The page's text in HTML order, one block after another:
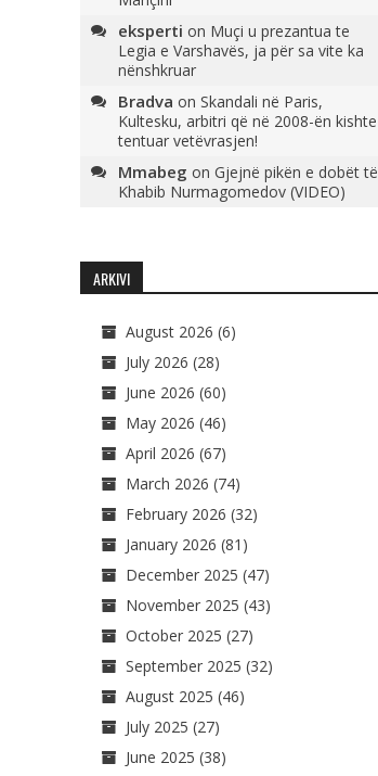
eksperti on Muçi u prezantua te
Legia e Varshavës, ja për sa vite ka
nënshkruar
Bradva on Skandali në Paris,
Kultesku, arbitri që në 2008-ën kishte
tentuar vetëvrasjen!
Mmabeg on Gjejnë pikën e dobët të
Khabib Nurmagomedov (VIDEO)
ARKIVI
August 2026 (6)
July 2026 (28)
June 2026 (60)
May 2026 (46)
April 2026 (67)
March 2026 (74)
February 2026 (32)
January 2026 (81)
December 2025 (47)
November 2025 (43)
October 2025 (27)
September 2025 (32)
August 2025 (46)
July 2025 (27)
June 2025 (38)